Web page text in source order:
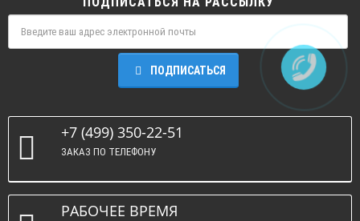
ПОДПИСАТЬСЯ
+7 (499) 350-22-51
ЗАКАЗ ПО ТЕЛЕФОНУ
РАБОЧЕЕ ВРЕМЯ